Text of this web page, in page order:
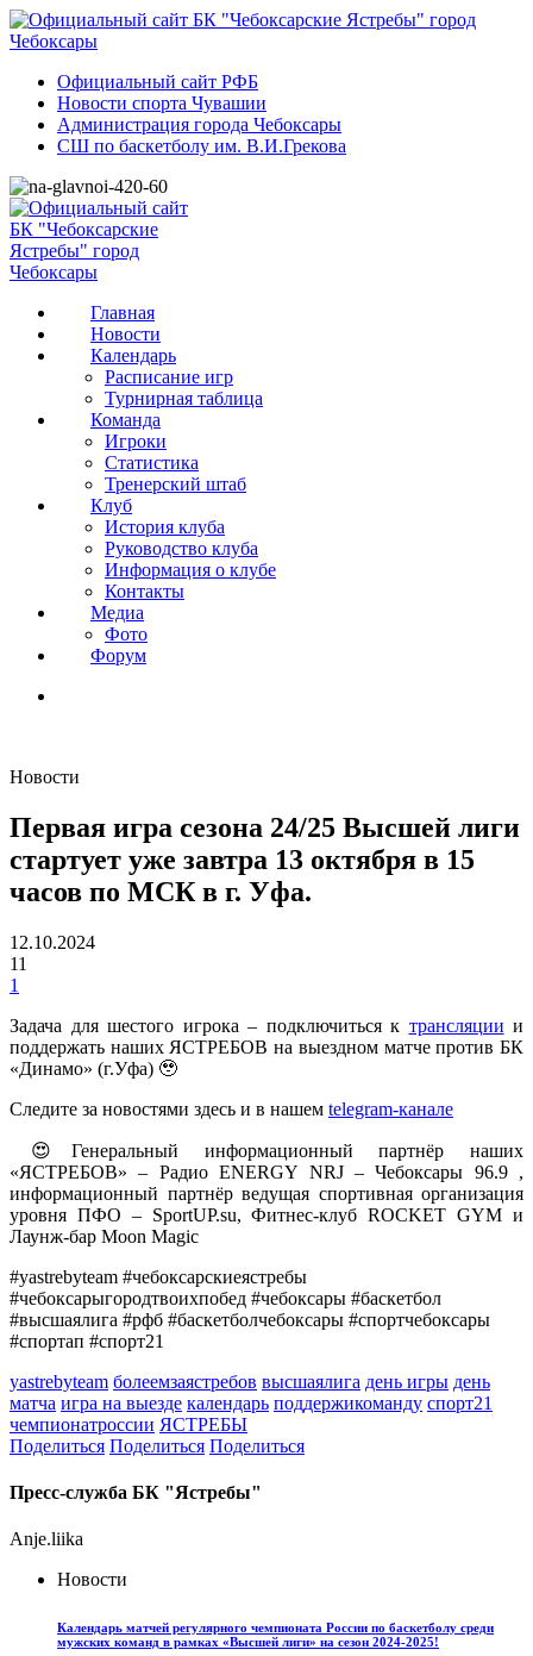
Официальный сайт РФБ
Новости спорта Чувашии
Администрация города Чебоксары
СШ по баскетболу им. В.И.Грекова
Главная
Новости
Календарь
Расписание игр
Турнирная таблица
Команда
Игроки
Статистика
Тренерский штаб
Клуб
История клуба
Руководство клуба
Информация о клубе
Контакты
Медиа
Фото
Форум
Новости
Первая игра сезона 24/25 Высшей лиги
стартует уже завтра 13 октября в 15
часов по МСК в г. Уфа.
12.10.2024
11
1
Задача для шестого игрока – подключиться к трансляции и
поддержать наших ЯСТРЕБОВ на выездном матче против БК
«Динамо» (г.Уфа) 🥹
Следите за новостями здесь и в нашем telegram-канале
😍Генеральный информационный партнёр наших
«ЯСТРЕБОВ» – Радио ENERGY NRJ – Чебоксары 96.9 ,
информационный партнёр ведущая спортивная организация
уровня ПФО – SportUP.su, Фитнес-клуб ROCKET GYM и
Лаунж-бар Moon Magic
#yastrebyteam #чебоксарскиеястребы
#чебоксарыгородтвоихпобед #чебоксары #баскетбол
#высшаялига #рфб #баскетболчебоксары #спортчебоксары
#спортап #спорт21
yastrebyteam болеемзаястребов высшаялига день игры день
матча игра на выезде календарь поддержикоманду спорт21
чемпионатроссии ЯСТРЕБЫ
Поделиться Поделиться Поделиться
Пресс-служба БК "Ястребы"
Anje.liika
Новости
Календарь матчей регулярного чемпионата России по баскетболу среди
мужских команд в рамках «Высшей лиги» на сезон 2024-2025!